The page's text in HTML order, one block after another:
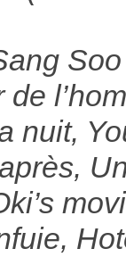
de
nuit,